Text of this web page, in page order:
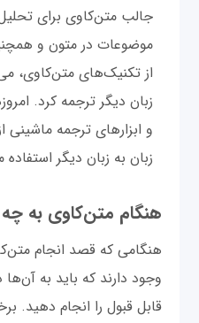
جالب متن‌کاوی برای
موضوعات در متون و
از تکنیک‌های متن‌کاوی،
زبان دیگر ترجمه کرد.
و ابزارهای ترجمه
زبان به زبان دیگر استفاده
هنگام متن‌کاوی به
هنگامی که قصد انجام
وجود دارند که باید به
قابل قبول را انجام دهید.